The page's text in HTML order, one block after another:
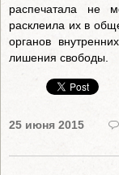
распечатала не
расклеила их в
органов
лишения свободы.
25 июня 2015